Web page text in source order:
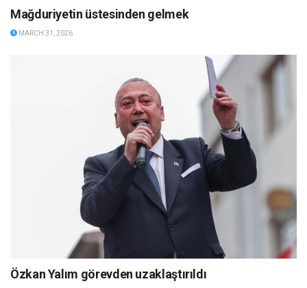
Mağduriyetin üstesinden gelmek
MARCH 31, 2026
Özkan Yalım görevden uzaklaştırıldı